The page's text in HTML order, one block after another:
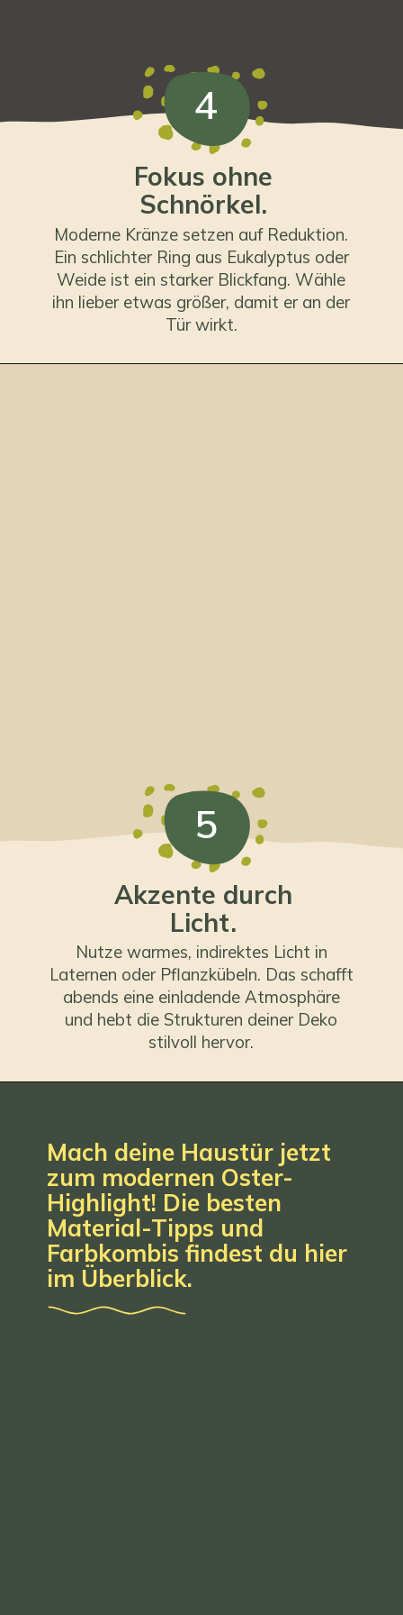
4
Fokus ohne
Schnörkel.
Moderne Kränze setzen auf Reduktion.
Ein schlichter Ring aus Eukalyptus oder
Weide ist ein starker Blickfang. Wähle
ihn lieber etwas größer, damit er an der
Tür wirkt.
5
Akzente durch
Licht.
Nutze warmes, indirektes Licht in
Laternen oder Pflanzkübeln. Das schafft
abends eine einladende Atmosphäre
und hebt die Strukturen deiner Deko
stilvoll hervor.
Mach deine Haustür jetzt
zum modernen Oster-
Highlight! Die besten
Material-Tipps und
Farbkombis findest du hier
im Überblick.